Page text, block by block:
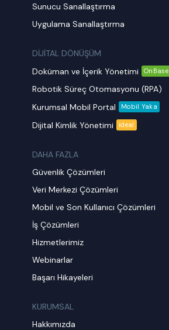
Sunucu Sanallaştırma
Uygulama Sanallaştırma
DİJİTAL DÖNÜŞÜM
Doküman ve İçerik Yönetimi
OnBase
Robotik Süreç Otomasyonu (RPA)
Kurumsal Mobil Portal
Mobil Yaka
Dijital Kimlik Yönetimi ideal
DAHA FAZLA
Güvenlik Çözümleri
Veri Merkezi Çözümleri
Mobil ve Son Kullanıcı Çözümleri
İş Çözümleri
Hizmetlerimiz
Webinarlar
Başarı Hikayeleri
KURUMSAL
Hakkımızda